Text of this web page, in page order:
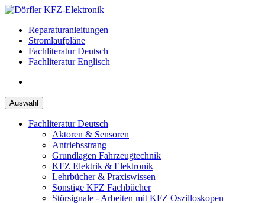
Zum
springenReparaturanleitungen
Stromlaufpläne
Fachliteratur Deutsch
Fachliteratur Englisch
Auswahl
Fachliteratur Deutsch
Aktoren & Sensoren
Antriebsstrang
Grundlagen Fahrzeugtechnik
KFZ Elektrik & Elektronik
Lehrbücher & Praxiswissen
Sonstige KFZ Fachbücher
Störsignale - Arbeiten mit KFZ Oszilloskopen